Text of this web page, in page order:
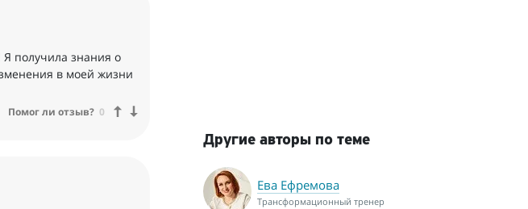
Я получила знания о
в моей жизни
Помог ли отзыв? 0
Другие авторы по теме
Ева Ефремова
Трансформационный тренер